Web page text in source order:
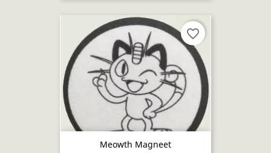
Meowth Magneet
favorite_border